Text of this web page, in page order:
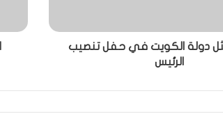
دولة الكويت في حفل تنصيب
الرئيس